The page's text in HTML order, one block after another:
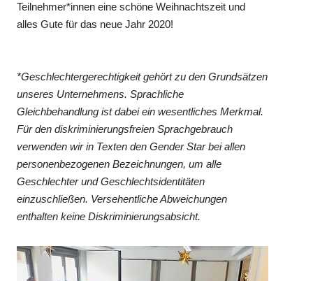
Teilnehmer*innen eine schöne Weihnachtszeit und
alles Gute für das neue Jahr 2020!
*Geschlechtergerechtigkeit gehört zu den Grundsätzen
unseres Unternehmens. Sprachliche
Gleichbehandlung ist dabei ein wesentliches Merkmal.
Für den diskriminierungsfreien Sprachgebrauch
verwenden wir in Texten den Gender Star bei allen
personenbezogenen Bezeichnungen, um alle
Geschlechter und Geschlechtsidentitäten
einzuschließen. Versehentliche Abweichungen
enthalten keine Diskriminierungsabsicht.